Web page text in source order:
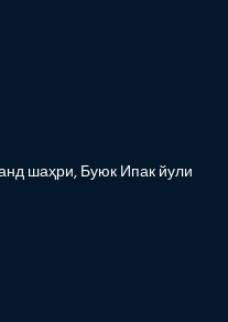
шаҳри, Буюк Ипак йули